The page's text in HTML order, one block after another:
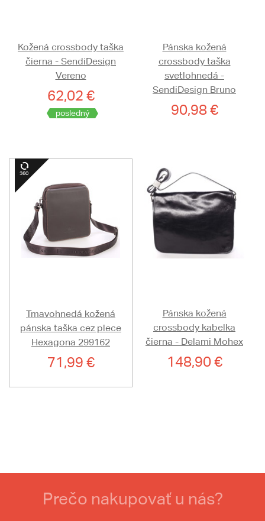
Kožená crossbody taška
čierna - SendiDesign
Vereno
62,02 €
posledný
Pánska kožená
crossbody taška
svetlohnedá -
SendiDesign Bruno
90,98 €
Tmavohnedá kožená
pánska taška cez plece
Hexagona 299162
71,99 €
Pánska kožená
crossbody kabelka
čierna - Delami Mohex
148,90 €
Prečo nakupovať u nás?